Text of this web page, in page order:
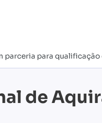
parceria para
de